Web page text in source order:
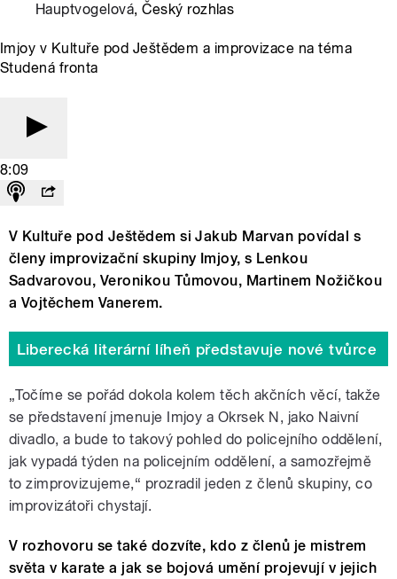
Hauptvogelová, Český rozhlas
Imjoy v Kultuře pod Ještědem a improvizace na téma
Studená fronta
8:09
V Kultuře pod Ještědem si Jakub Marvan povídal s
členy improvizační skupiny Imjoy, s Lenkou
Sadvarovou, Veronikou Tůmovou, Martinem Nožičkou
a Vojtěchem Vanerem.
Liberecká literární líheň představuje nové tvůrce
„Točíme se pořád dokola kolem těch akčních věcí, takže
se představení jmenuje Imjoy a Okrsek N, jako Naivní
divadlo, a bude to takový pohled do policejního oddělení,
jak vypadá týden na policejním oddělení, a samozřejmě
to zimprovizujeme,“ prozradil jeden z členů skupiny, co
improvizátoři chystají.
V rozhovoru se také dozvíte, kdo z členů je mistrem
světa v karate a jak se bojová umění projevují v jejich